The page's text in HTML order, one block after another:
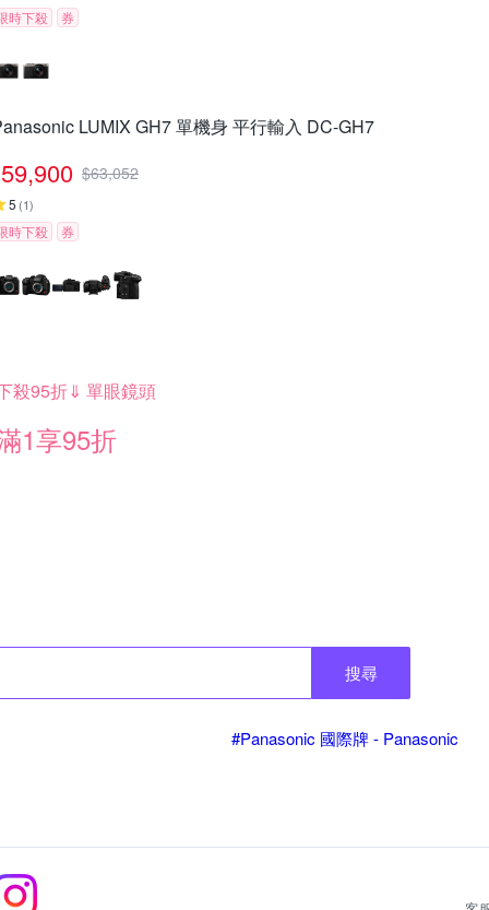
時下殺 券
LUMIX GH7 單機身 平行輸入 DC-GH7
59,900 $63,052
5 (1)
時下殺 券
殺95折⇓ 單眼鏡頭
1享95折
搜尋
#Panasonic 國際牌 - Panasonic